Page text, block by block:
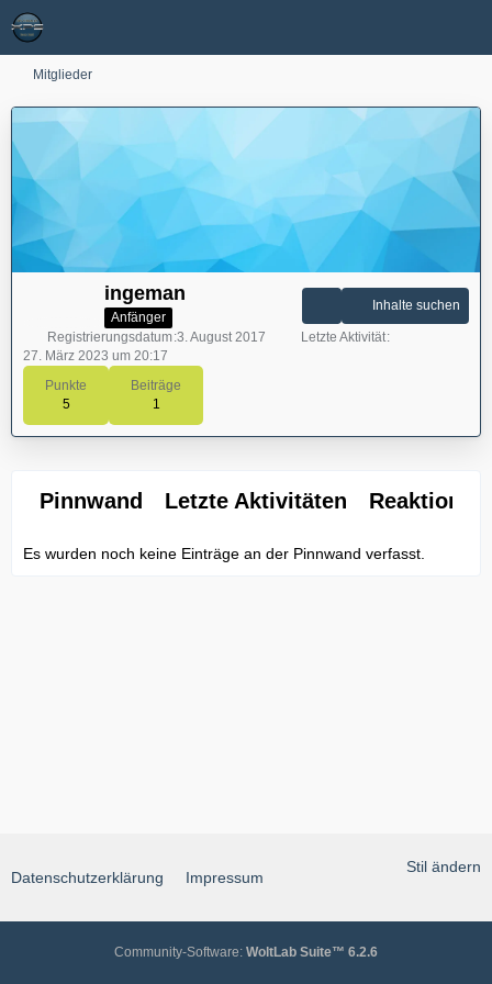
Mitglieder
ingeman
Anfänger
Punkte
5
Beiträge
1
Inhalte suchen
Registrierungsdatum 3. August 2017
Letzte Aktivität
27. März 2023 um 20:17
Pinnwand Letzte Aktivitäten Reaktionen
Es wurden noch keine Einträge an der Pinnwand verfasst.
Stil ändern
Datenschutzerklärung Impressum
Community-Software: WoltLab Suite™ 6.2.6